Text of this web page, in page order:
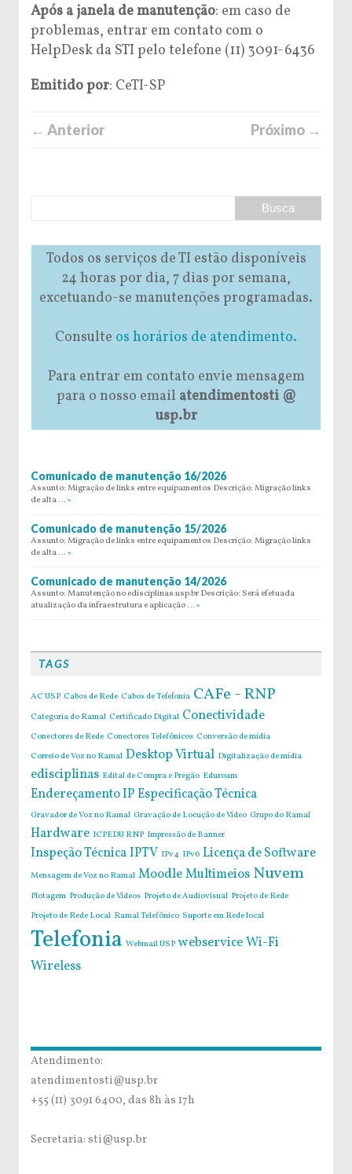
Após a janela de manutenção: em caso de
problemas, entrar em contato com o
HelpDesk da STI pelo telefone (11) 3091-6436
Emitido por: CeTI-SP
← Anterior Próximo →
Todos os serviços de TI estão disponíveis
24 horas por dia, 7 dias por semana,
excetuando-se manutenções programadas.
Consulte os horários de atendimento.
Para entrar em contato envie mensagem
para o nosso email atendimentosti @
usp.br
Comunicado de manutenção 16/2026
Assunto: Migração de links entre equipamentos Descrição: Migração links
de alta … »
Comunicado de manutenção 15/2026
Assunto: Migração de links entre equipamentos Descrição: Migração links
de alta … »
Comunicado de manutenção 14/2026
Assunto: Manutenção no edisciplinas.usp.br Descrição: Será efetuada
atualização da infraestrutura e aplicação … »
TAGS
AC USP Cabos de Rede Cabos de Tefefonia CAFe - RNP
Categoria do Ramal Certificado Digital Conectividade
Conectores de Rede Conectores Telefônicos Conversão de mídia
Correio de Voz no Ramal Desktop Virtual Digitalização de mídia
edisciplinas Edital de Compra e Pregão Eduroam
Endereçamento IPEspecificação Técnica
Gravador de Voz no Ramal Gravação de Locução de Vídeo Grupo do Ramal
Hardware ICPEDU RNP Impressão de Banner
Inspeção TécnicaIPTV IPv4 IPv6 Licença de Software
Mensagem de Voz no Ramal MoodleMultimeios Nuvem
Plotagem Produção de Vídeos Projeto de Audiovisual Projeto de Rede
Projeto de Rede Local Ramal Telefônico Suporte em Rede local
Telefonia Webmail USP webserviceWi-Fi
Wireless
Atendimento:
atendimentosti@usp.br
+55 (11) 3091 6400, das 8h às 17h
Secretaria: sti@usp.br